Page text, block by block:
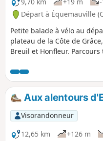
Départ à Équemauville
Petite balade à vélo au
plateau de la Côte de
Breuil et Honfleur.
ombragée, elle est très
de 9 ans).
Aux alentours
Visorandonneur
12,65 km
+126 m